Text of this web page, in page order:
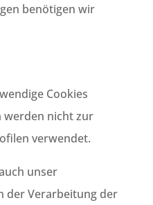
benötigen wir
Cookies
werden nicht zur
verwendet.
unser
der Verarbeitung der